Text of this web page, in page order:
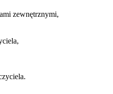
zewnętrznymi,